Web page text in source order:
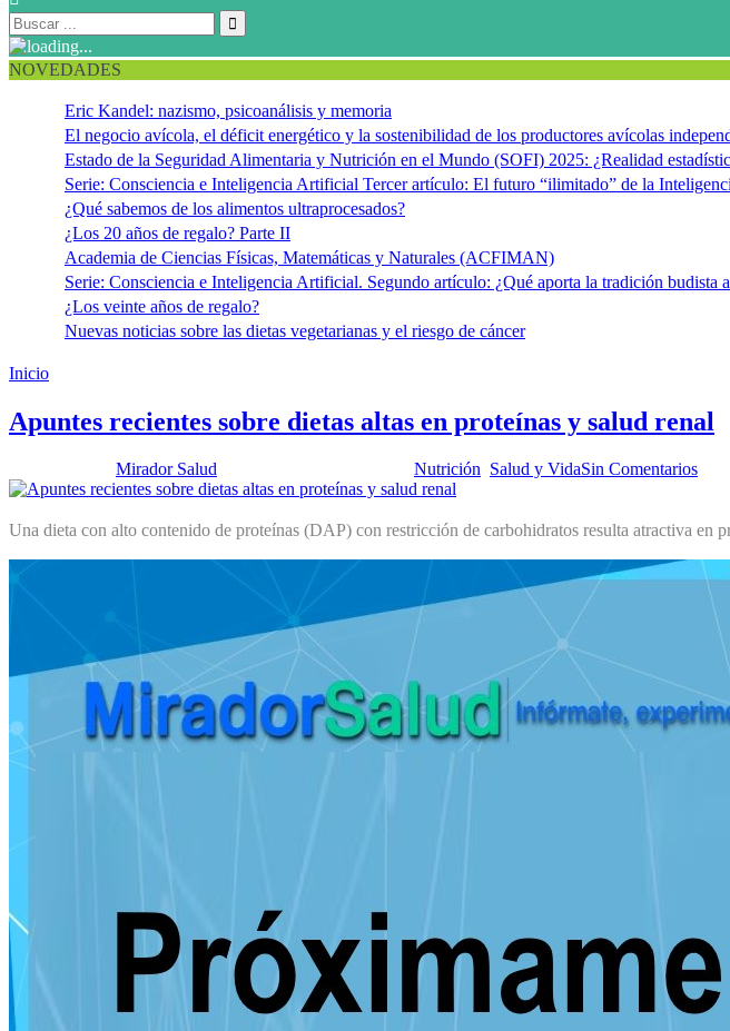
NOVEDADES
Eric Kandel: nazismo, psicoanálisis y memoria
El negocio avícola, el déficit energético y la sostenibilidad de los productores avícolas
Estado de la Seguridad Alimentaria y Nutrición en el Mundo (SOFI) 2025: ¿Realidad
Serie: Consciencia e Inteligencia Artificial Tercer artículo: El futuro “ilimitado” de la
¿Qué sabemos de los alimentos ultraprocesados?
¿Los 20 años de regalo? Parte II
Academia de Ciencias Físicas, Matemáticas y Naturales (ACFIMAN)
Serie: Consciencia e Inteligencia Artificial. Segundo artículo: ¿Qué aporta la tradición budista
¿Los veinte años de regalo?
Nuevas noticias sobre las dietas vegetarianas y el riesgo de cáncer
Inicio
Apuntes recientes sobre dietas altas en proteínas y salud renal
Mirador Salud Nutrición Salud y VidaSin Comentarios
Una dieta con alto contenido de proteínas (DAP) con restricción de carbohidratos resulta atractiva en